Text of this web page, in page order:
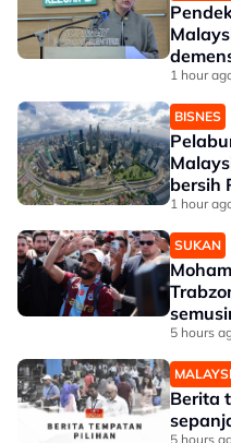
1 hour
BISNES
bersih
1 hour
SUKAN
5 hours
Berita
5 hours